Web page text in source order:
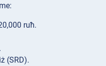
ruħ.
(SRD).